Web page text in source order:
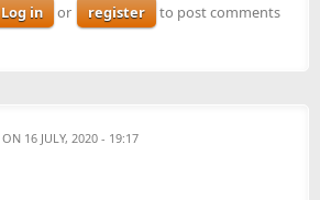
Log in or register to post comments
ON 16 JULY, 2020 - 19:17